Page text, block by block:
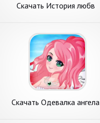
Скачать История любв
на Андроид
Скачать Одевалка ангела